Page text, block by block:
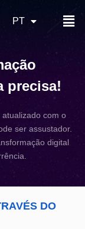
PT
precisa!
com o
ser assustador.
digital
DO